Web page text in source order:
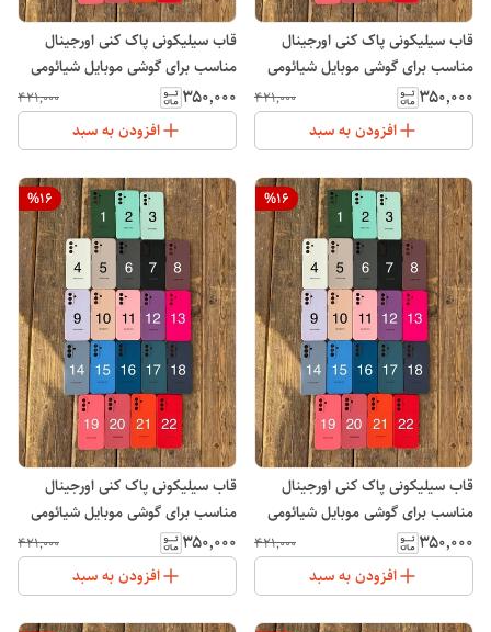
قاب سیلیکونی پاک کنی اورجینال
مناسب برای گوشی موبایل شیائومی
Xiaomi Redmi 14C
۳۵۰٬۰۰۰ ۴۲۱٬۰۰۰
افزودن به سبد
قاب سیلیکونی پاک کنی اورجینال
مناسب برای گوشی موبایل شیائومی
Note 13 Pro 4G
۳۵۰٬۰۰۰ ۴۲۱٬۰۰۰
افزودن به سبد
%16
قاب سیلیکونی پاک کنی اورجینال
مناسب برای گوشی موبایل شیائومی
Note 13 Pro Plus
۳۵۰٬۰۰۰ ۴۲۱٬۰۰۰
افزودن به سبد
%16
قاب سیلیکونی پاک کنی اورجینال
مناسب برای گوشی موبایل شیائومی
Note 13 Pro 5G
۳۵۰٬۰۰۰ ۴۲۱٬۰۰۰
افزودن به سبد